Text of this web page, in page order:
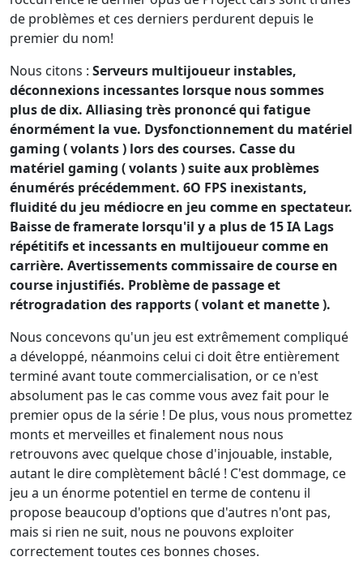
de problèmes et ces derniers perdurent depuis le
premier du nom!
Nous citons : Serveurs multijoueur instables,
déconnexions incessantes lorsque nous sommes
plus de dix. Alliasing très prononcé qui fatigue
énormément la vue. Dysfonctionnement du matériel
gaming ( volants ) lors des courses. Casse du
matériel gaming ( volants ) suite aux problèmes
énumérés précédemment. 6O FPS inexistants,
fluidité du jeu médiocre en jeu comme en spectateur.
Baisse de framerate lorsqu'il y a plus de 15 IA Lags
répétitifs et incessants en multijoueur comme en
carrière. Avertissements commissaire de course en
course injustifiés. Problème de passage et
rétrogradation des rapports ( volant et manette ).
Nous concevons qu'un jeu est extrêmement compliqué
a développé, néanmoins celui ci doit être entièrement
terminé avant toute commercialisation, or ce n'est
absolument pas le cas comme vous avez fait pour le
premier opus de la série ! De plus, vous nous promettez
monts et merveilles et finalement nous nous
retrouvons avec quelque chose d'injouable, instable,
autant le dire complètement bâclé ! C'est dommage, ce
jeu a un énorme potentiel en terme de contenu il
propose beaucoup d'options que d'autres n'ont pas,
mais si rien ne suit, nous ne pouvons exploiter
correctement toutes ces bonnes choses.